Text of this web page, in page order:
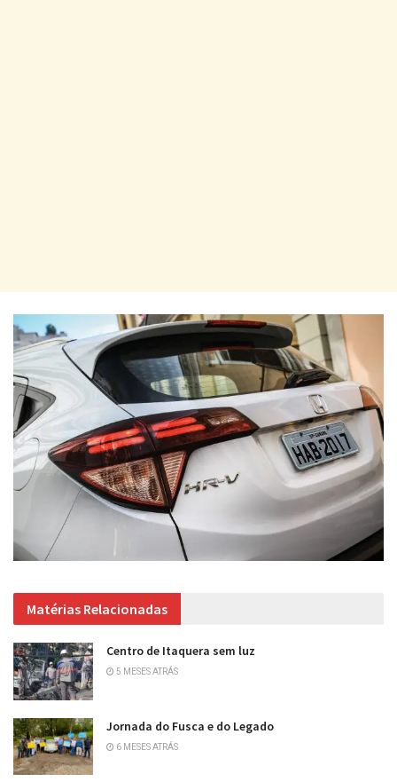
Matérias Relacionadas
Centro de Itaquera sem luz
5 MESES ATRÁS
Jornada do Fusca e do Legado
6 MESES ATRÁS